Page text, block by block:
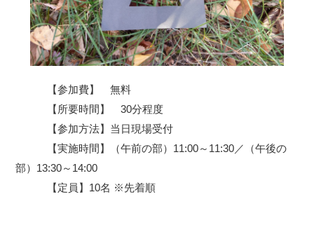
【参加費】 無料
【所要時間】 30分程度
【参加方法】当日現場受付
【実施時間】（午前の部）11:00～11:30／（午後の
部）13:30～14:00
【定員】10名 ※先着順